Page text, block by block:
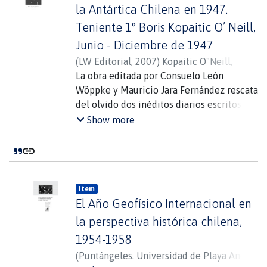
grupo de investigadores para que
revisaran la prensa escrita del año del
rescate, 1916, y planteasen nuevas
perspectivas y algunas respuestas a las
antiguas inquietudes existente sobre la
gesta del Piloto Pardo.
los aportes de la Fundación Valle
Hermoso. La presentación de esta obra se
realizó en septiembre de 2005 en la IX
Reunión de Historiadores Antárticos
Iberoamericanos, XVI RAPAL, Lima, Perú.
la Antártica Chilena en 1947.
Teniente 1° Boris Kopaitic O’ Neill,
Junio - Diciembre de 1947
(LW Editorial, 2007) Kopaitic O"Neill,
Boris;León Wöppke, Consuelo;Jara
Fernández, Mauricio
La obra editada por Consuelo León
Wöppke y Mauricio Jara Fernández rescata
del olvido dos inéditos diarios escritos por
dos oficiales chilenos que estuvieron en la
las bases en el sector delimitado en 1940.
Boris Kopaitic O"Neill y Arturo Ayala Arce.
Show more
Item
El Año Geofísico Internacional en
la perspectiva histórica chilena,
1954-1958
(Puntángeles. Universidad de Playa Ancha